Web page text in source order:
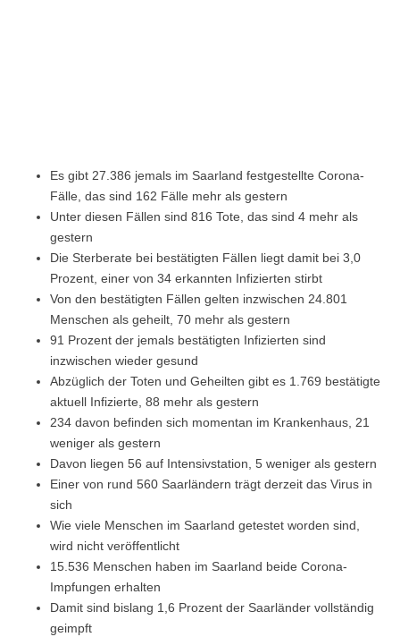
Es gibt 27.386 jemals im Saarland festgestellte Corona-
Fälle, das sind 162 Fälle mehr als gestern
Unter diesen Fällen sind 816 Tote, das sind 4 mehr als
gestern
Die Sterberate bei bestätigten Fällen liegt damit bei 3,0
Prozent, einer von 34 erkannten Infizierten stirbt
Von den bestätigten Fällen gelten inzwischen 24.801
Menschen als geheilt, 70 mehr als gestern
91 Prozent der jemals bestätigten Infizierten sind
inzwischen wieder gesund
Abzüglich der Toten und Geheilten gibt es 1.769 bestätigte
aktuell Infizierte, 88 mehr als gestern
234 davon befinden sich momentan im Krankenhaus, 21
weniger als gestern
Davon liegen 56 auf Intensivstation, 5 weniger als gestern
Einer von rund 560 Saarländern trägt derzeit das Virus in
sich
Wie viele Menschen im Saarland getestet worden sind,
wird nicht veröffentlicht
15.536 Menschen haben im Saarland beide Corona-
Impfungen erhalten
Damit sind bislang 1,6 Prozent der Saarländer vollständig
geimpft